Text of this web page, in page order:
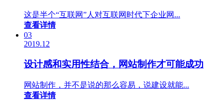
这是半个“互联网”人对互联网时代下企业网...
查看详情
03
2019.12
设计感和实用性结合，网站制作才可能成功
网站制作，并不是说的那么容易，说建设就能...
查看详情